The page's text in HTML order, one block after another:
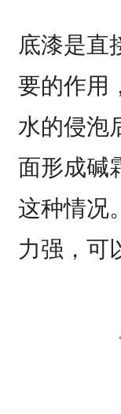
底漆是直
要的作用
水的侵泡
面形成碱
这种情况
力强，可